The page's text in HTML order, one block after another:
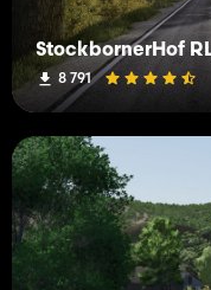
StockbornerHof
8 791